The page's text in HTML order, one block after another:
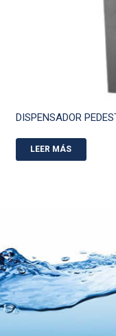
DISPENSADOR
LEER MÁS